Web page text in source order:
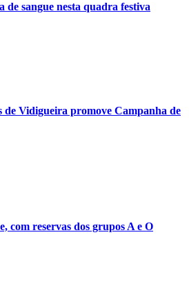
de sangue nesta quadra festiva
de Vidigueira promove Campanha de
com reservas dos grupos A e O